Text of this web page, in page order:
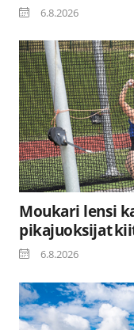
6.8.2026
Moukari lensi
pikajuoksijat
6.8.2026